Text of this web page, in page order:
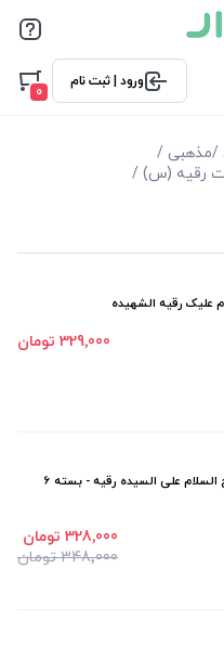
ورود | ثبت نام
0
/مذهبی /
رقیه (س) /
علیک رقیه الشهیده
329٬000 تومان
استکان کمر باریک طرح السلام علی السیده رقیه - بسته 6
348٬000 تومان
328٬000 تومان